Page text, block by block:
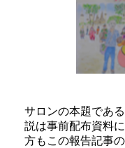
サロンの本題であ
説は事前配布資料
方もこの報告記事